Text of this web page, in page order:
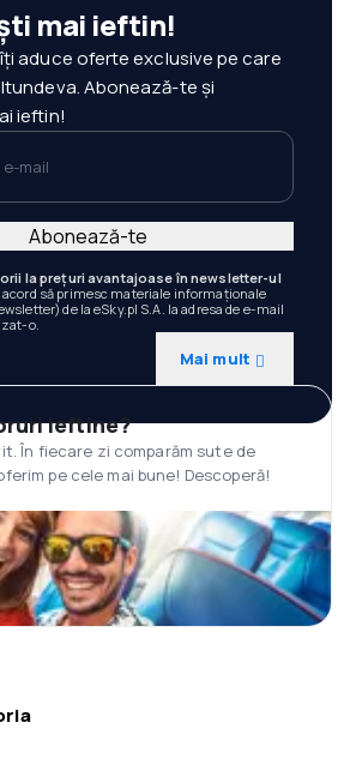
mai ieftin!
aduce oferte exclusive pe care
Abonează-te și
ieftin!
la prețuri avantajoase în newsletter-ul
acord să primesc materiale informaționale
de la eSky.pl S.A. la adresa de e-mail
o.
Mai mult
Abonează-te
ieftine?
În fiecare zi comparăm sute de
pe cele mai bune! Descoperă!